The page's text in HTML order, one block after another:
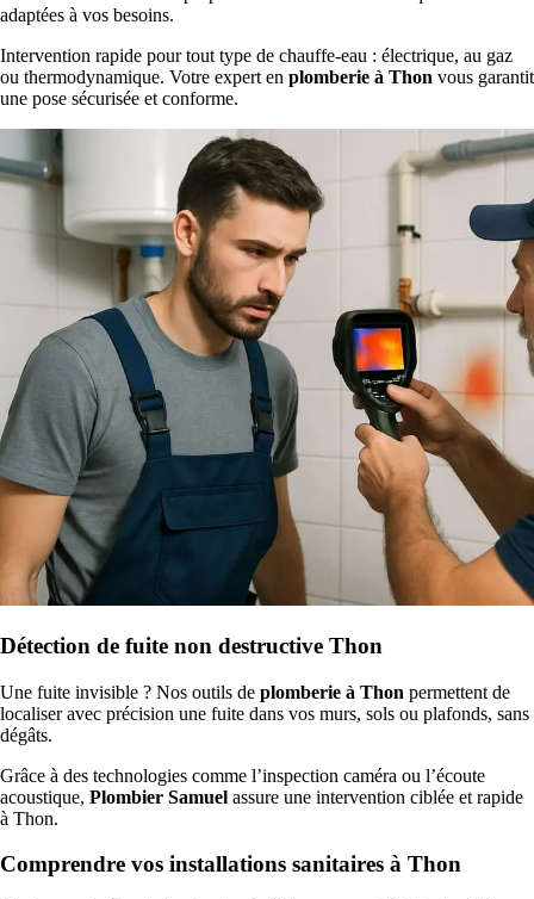
adaptées à vos besoins.
Intervention rapide pour tout type de chauffe-eau : électrique, au gaz
ou thermodynamique. Votre expert en plomberie à Thon vous garantit
une pose sécurisée et conforme.
Détection de fuite non destructive Thon
Une fuite invisible ? Nos outils de plomberie à Thon permettent de
localiser avec précision une fuite dans vos murs, sols ou plafonds, sans
dégâts.
Grâce à des technologies comme l’inspection caméra ou l’écoute
acoustique, Plombier Samuel assure une intervention ciblée et rapide
à Thon.
Comprendre vos installations sanitaires à Thon